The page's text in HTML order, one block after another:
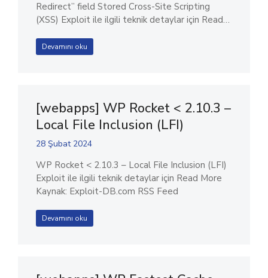
Redirect” field Stored Cross-Site Scripting
(XSS) Exploit ile ilgili teknik detaylar için Read…
Devamını oku
[webapps] WP Rocket < 2.10.3 –
Local File Inclusion (LFI)
28 Şubat 2024
WP Rocket < 2.10.3 – Local File Inclusion (LFI)
Exploit ile ilgili teknik detaylar için Read More
Kaynak: Exploit-DB.com RSS Feed
Devamını oku